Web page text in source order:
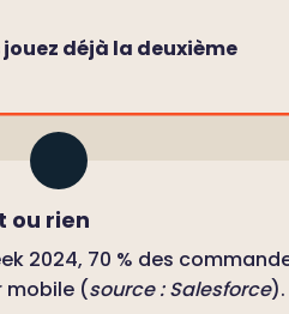
déjà la deuxième
ou rien
2024, 70 % des
mobile (source : Salesforce).